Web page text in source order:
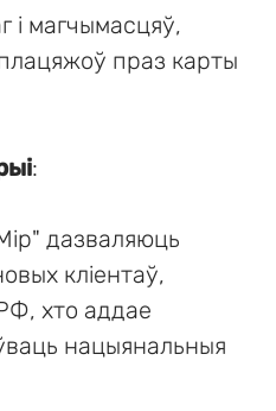
і магчымасцяў,
праз карты
:
дазваляюць
кліентаў,
хто аддае
нацыянальныя